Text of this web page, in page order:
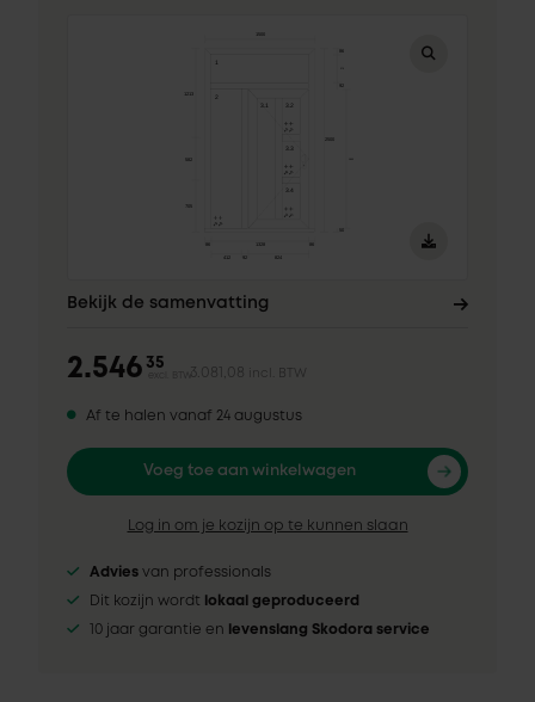
Bekijk de samenvatting
2.546 35
3.081,08 incl. BTW
Af te halen vanaf 24 augustus
Voeg toe aan winkelwagen
Log in om je kozijn op te kunnen slaan
Advies van professionals
Dit kozijn wordt lokaal geproduceerd
10 jaar garantie en levenslang Skodora service